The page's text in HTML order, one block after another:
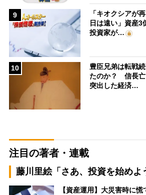
9
「キオクシアが
日は遠い」資産3
投資家が…
10
豊臣兄弟は転戦
たのか？ 信長亡
突出した経済…
注目の著者・連載
藤川里絵「さあ、投資を始めよ
【資産運用】大災害時に